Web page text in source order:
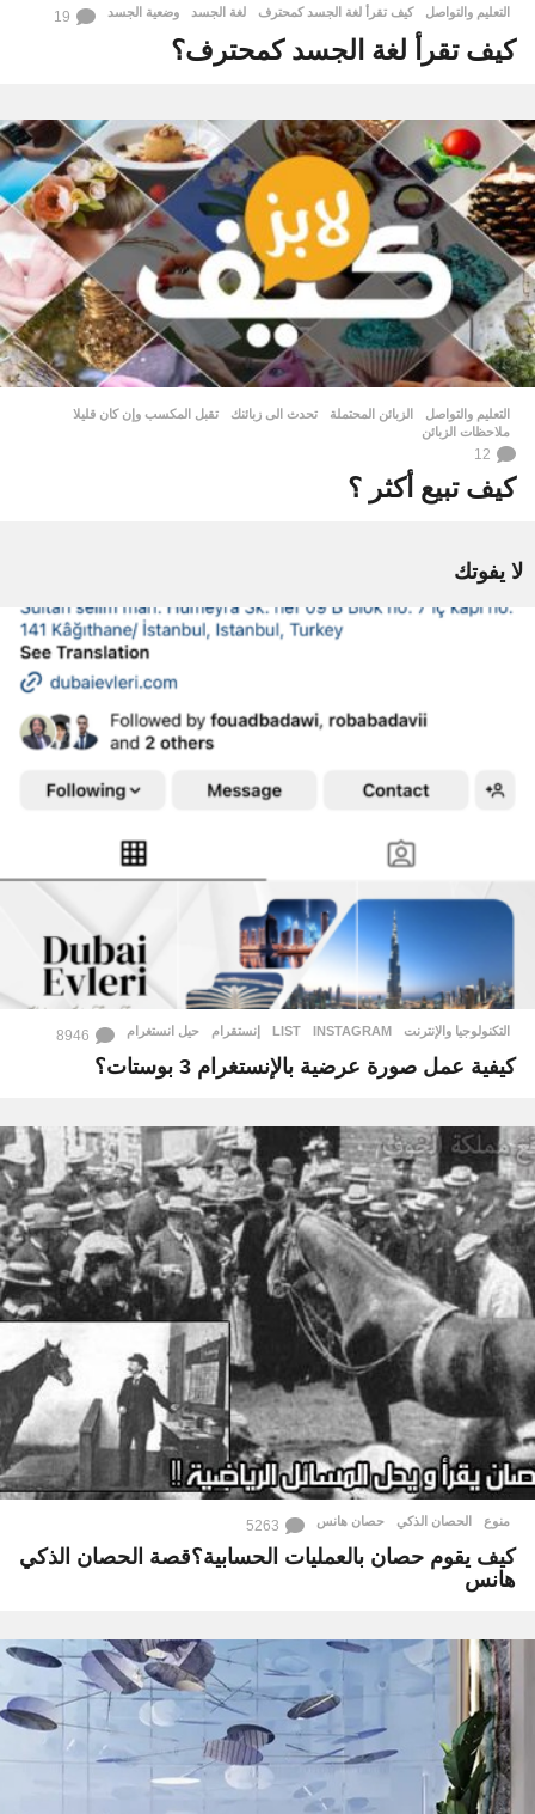
التعليم والتواصل كيف تقرأ لغة الجسد كمحترف ,
لغة الجسد ,
وضعية الجسد 19
كيف تقرأ لغة الجسد كمحترف؟
التعليم والتواصل الزبائن المحتملة ,
تحدث الى زبائنك ,
تقبل المكسب وإن كان قليلا
ملاحظات الزبائن
12
كيف تبيع أكثر ؟
لا يفوتك
التكنولوجيا والإنترنت INSTAGRAM
,
LIST
,
إنستقرام ,
حيل انستغرام 8946
كيفية عمل صورة عرضية بالإنستغرام 3 بوستات؟
منوع الحصان الذكي ,
حصان هانس 5263
كيف يقوم حصان بالعمليات الحسابية؟قصة الحصان الذكي
هانس